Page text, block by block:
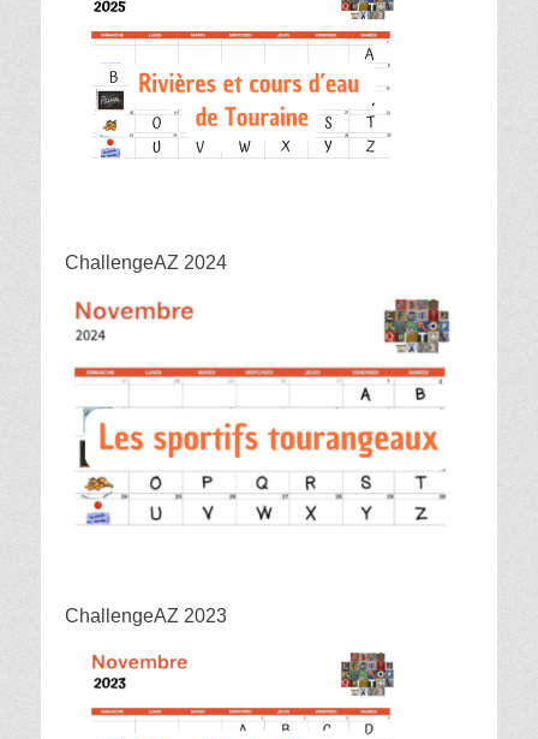
ChallengeAZ 2024
ChallengeAZ 2023